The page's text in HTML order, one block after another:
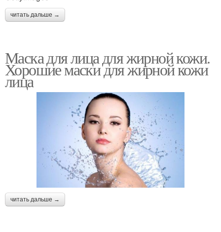
читать дальше →
Маска для лица для жирной кожи.
Хорошие маски для жирной кожи
лица
читать дальше →